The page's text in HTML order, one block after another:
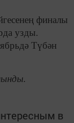
финалы
узды.
Түбән
в